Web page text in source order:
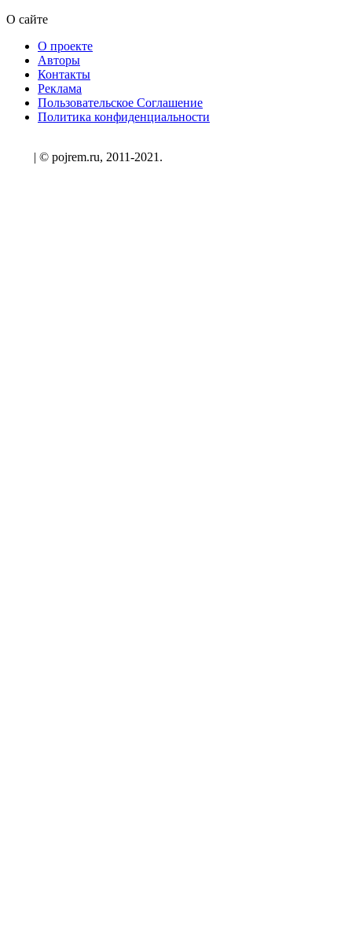
О сайте
О проекте
Авторы
Контакты
Реклама
Пользовательское Соглашение
Политика конфиденциальности
| © pojrem.ru, 2011-2021.